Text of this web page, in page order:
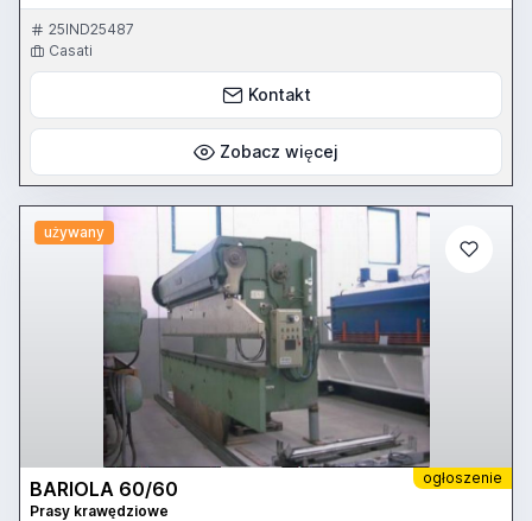
25IND25487
Casati
Kontakt
Zobacz więcej
używany
ogłoszenie
BARIOLA 60/60
Prasy krawędziowe